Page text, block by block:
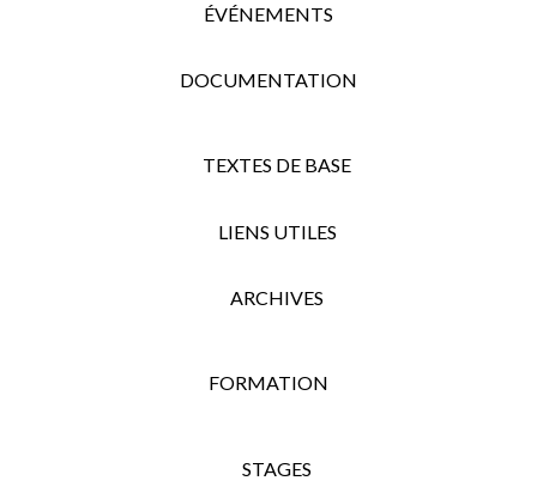
ÉVÉNEMENTS
DOCUMENTATION
TEXTES DE BASE
LIENS UTILES
ARCHIVES
FORMATION
STAGES